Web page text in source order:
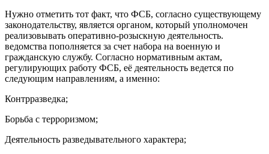
Нужно отметить тот факт, что ФСБ, согласно существующему
законодательству, является органом, который уполномочен
реализовывать оперативно-розыскную деятельность.
ведомства пополняется за счет набора на военную и
гражданскую службу. Согласно нормативным актам,
регулирующих работу ФСБ, её деятельность ведется по
следующим направлениям, а именно:
Контрразведка;
Борьба с терроризмом;
Деятельность разведывательного характера;